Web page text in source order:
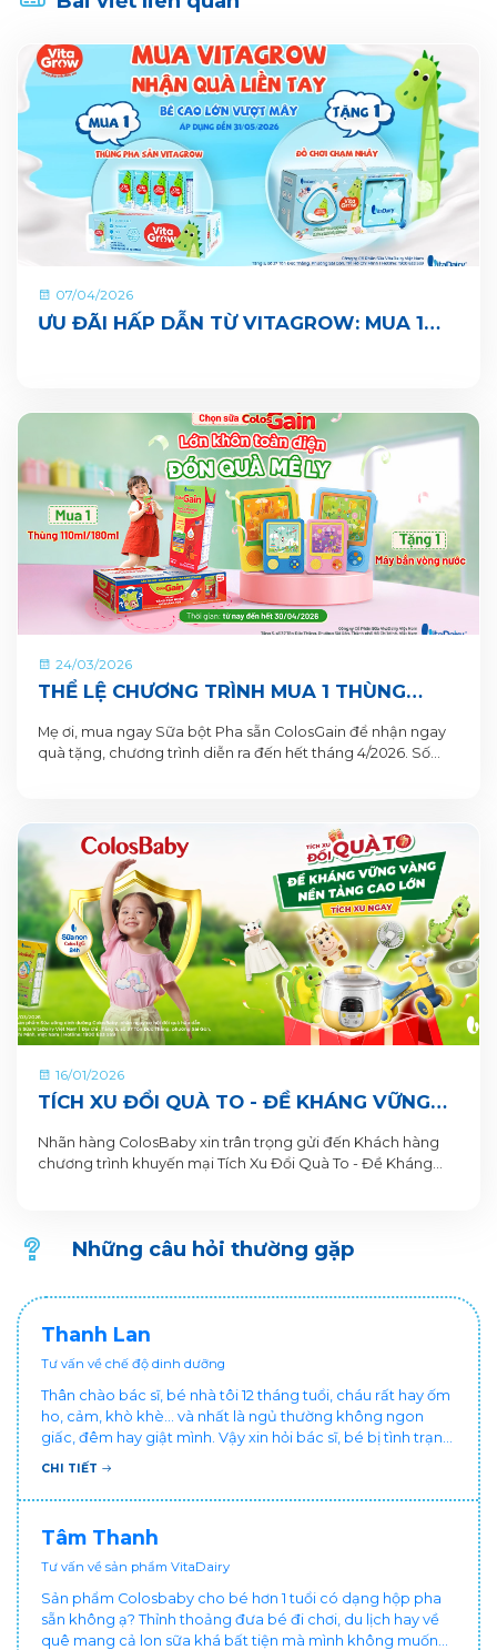
07/04/2026
ƯU ĐÃI HẤP DẪN TỪ VITAGROW: MUA 1
24/03/2026
THỂ LỆ CHƯƠNG TRÌNH MUA 1 THÙNG
Mẹ ơi, mua ngay Sữa bột Pha sẵn ColosGain để nhận ngay
quà tặng, chương trình diễn ra đến hết tháng 4/2026. Số
16/01/2026
TÍCH XU ĐỔI QUÀ TO - ĐỀ KHÁNG VỮNG
VÀNG, NỀN TẢNG CAO LỚN CÙNG SỮA BỘT
PHA SẴN COLOSBABY
Nhãn hàng ColosBaby xin trân trọng gửi đến Khách hàng
chương trình khuyến mại Tích Xu Đổi Quà To - Đề Kháng
Những câu hỏi thường gặp
Thanh Lan
Tư vấn về chế độ dinh dưỡng
Thân chào bác sĩ, bé nhà tôi 12 tháng tuổi, cháu rất hay ốm
ho, cảm, khò khè... và nhất là ngủ thường không ngon
giấc, đêm hay giật mình. Vậy xin hỏi bác sĩ, bé bị tình trạng
vậy nên làm sao để con khỏe mạnh và ngủ ngon giấc hơn
chăm cháu hay ốm ạ?. Cảm ơn bác sĩ.
CHI TIẾT
Tâm Thanh
Tư vấn về sản phẩm VitaDairy
Sản phẩm Colosbaby cho bé hơn 1 tuổi có dạng hộp pha
sẵn không ạ? Thỉnh thoảng đưa bé đi chơi, du lịch hay về
quê mang cả lon sữa khá bất tiện mà mình không muốn